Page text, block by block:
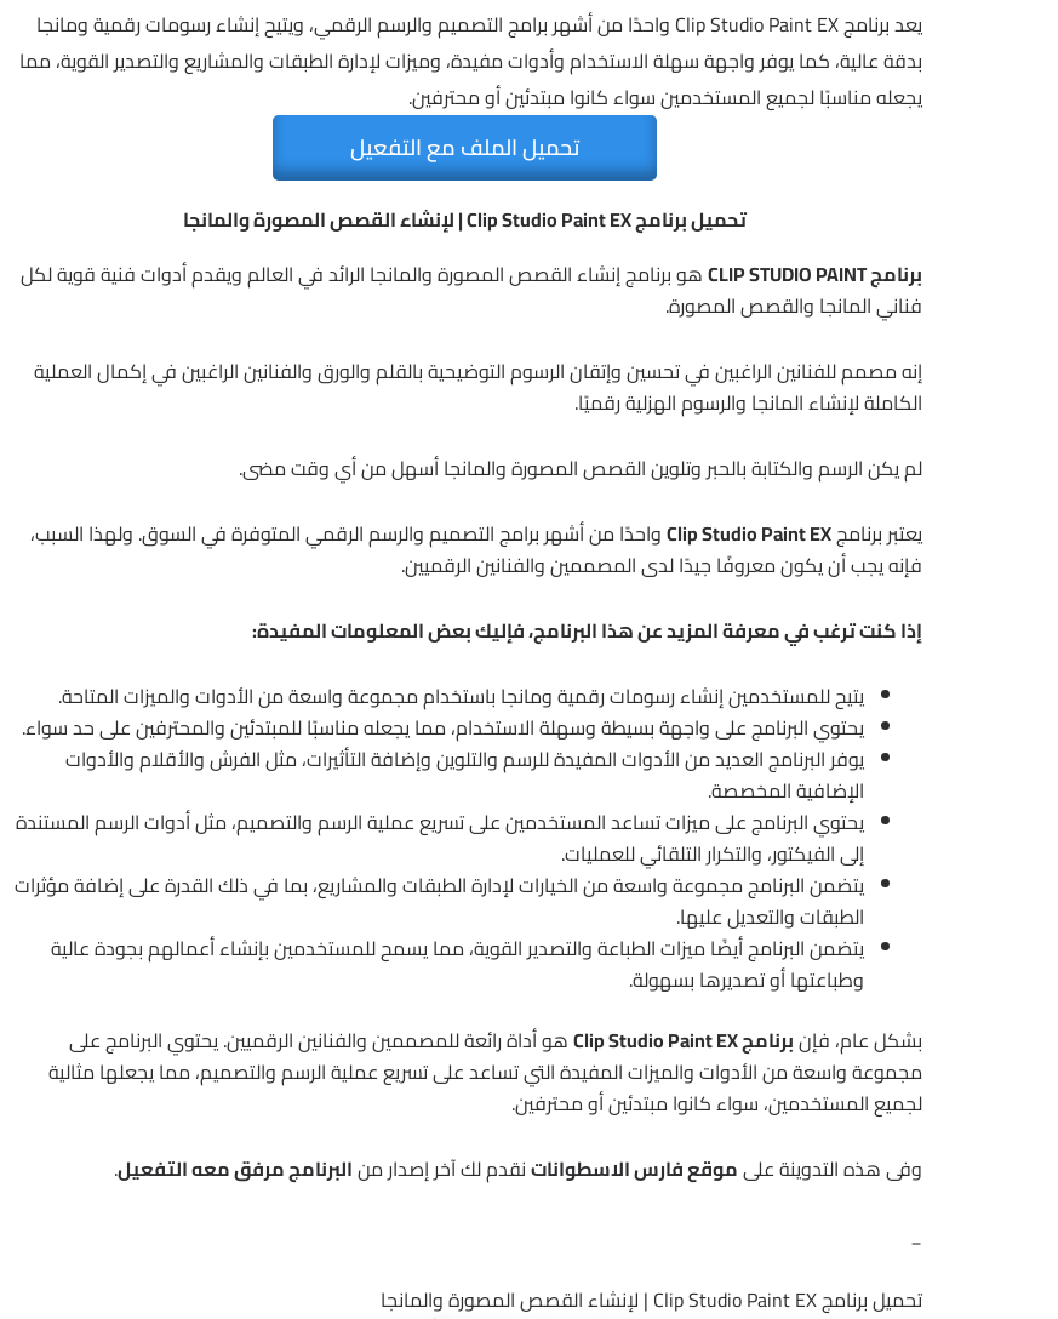
يعد برنامج Clip Studio Paint EX واحدًا من أشهر برامج التصميم والرسم الرقمي، ويتيح إنشاء رسومات رقمية ومانجا
بدقة عالية، كما يوفر واجهة سهلة الاستخدام وأدوات مفيدة، وميزات لإدارة الطبقات والمشاريع والتصدير القوية، مما
يجعله مناسبًا لجميع المستخدمين سواء كانوا مبتدئين أو محترفين.
تحميل الملف مع التفعيل
تحميل برنامج Clip Studio Paint EX | لإنشاء القصص المصورة والمانجا
برنامج CLIP STUDIO PAINT
هو برنامج إنشاء القصص المصورة والمانجا الرائد في العالم ويقدم أدوات فنية قوية لكل
فناني المانجا والقصص المصورة.
إنه مصمم للفنانين الراغبين في تحسين وإتقان الرسوم التوضيحية بالقلم والورق والفنانين الراغبين في إكمال العملية
الكاملة لإنشاء المانجا والرسوم الهزلية رقميًا.
لم يكن الرسم والكتابة بالحبر وتلوين القصص المصورة والمانجا أسهل من أي وقت مضى.
يعتبر برنامجClip Studio Paint EXواحدًا من أشهر برامج التصميم والرسم الرقمي المتوفرة في السوق. ولهذا السبب،
فإنه يجب أن يكون معروفًا جيدًا لدى المصممين والفنانين الرقميين.
إذا كنت ترغب في معرفة المزيد عن هذا البرنامج، فإليك بعض المعلومات المفيدة:
يتيح للمستخدمين إنشاء رسومات رقمية ومانجا باستخدام مجموعة واسعة من الأدوات والميزات المتاحة.
يحتوي البرنامج على واجهة بسيطة وسهلة الاستخدام، مما يجعله مناسبًا للمبتدئين والمحترفين على حد سواء.
يوفر البرنامج العديد من الأدوات المفيدة للرسم والتلوين وإضافة التأثيرات، مثل الفرش والأقلام والأدوات
الإضافية المخصصة.
يحتوي البرنامج على ميزات تساعد المستخدمين على تسريع عملية الرسم والتصميم، مثل أدوات الرسم المستندة
إلى الفيكتور، والتكرار التلقائي للعمليات.
يتضمن البرنامج مجموعة واسعة من الخيارات لإدارة الطبقات والمشاريع، بما في ذلك القدرة على إضافة مؤثرات
الطبقات والتعديل عليها.
يتضمن البرنامج أيضًا ميزات الطباعة والتصدير القوية، مما يسمح للمستخدمين بإنشاء أعمالهم بجودة عالية
وطباعتها أو تصديرها بسهولة.
بشكل عام، فإنبرنامج Clip Studio Paint EX
هو أداة رائعة للمصممين والفنانين الرقميين. يحتوي البرنامج على
مجموعة واسعة من الأدوات والميزات المفيدة التي تساعد على تسريع عملية الرسم والتصميم، مما يجعلها مثالية
لجميع المستخدمين، سواء كانوا مبتدئين أو محترفين.
وفى هذه التدوينة علىموقع فارس الاسطواناتنقدم لك آخر إصدار منالبرنامج مرفق معه التفعيل.
_
تحميل برنامج Clip Studio Paint EX | لإنشاء القصص المصورة والمانجا